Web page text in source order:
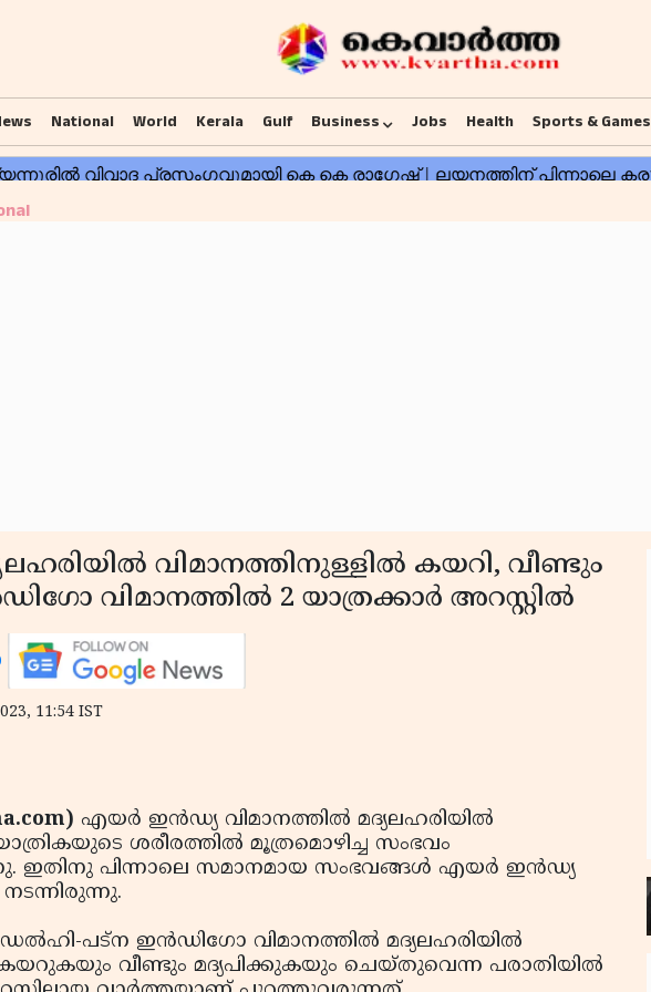
National World Kerala Gulf Business Jobs Health Sports & Games
വിമാനത്തിനുള്ളില്‍ കയറി, വീണ്ടും
വിമാനത്തില്‍ 2 യാത്രക്കാര്‍ അറസ്റ്റില്‍
11:54 IST
എയര്‍ ഇന്‍ഡ്യ വിമാനത്തില്‍ മദ്യലഹരിയില്‍
ശരീരത്തില്‍ മൂത്രമൊഴിച്ച സംഭവം
ഇതിനു പിന്നാലെ സമാനമായ സംഭവങ്ങള്‍ എയര്‍ ഇന്‍ഡ്യ
പട്ന ഇന്‍ഡിഗോ വിമാനത്തില്‍ മദ്യലഹരിയില്‍
കയറുകയും വീണ്ടും മദ്യപിക്കുകയും ചെയ്തുവെന്ന പരാതിയില്‍